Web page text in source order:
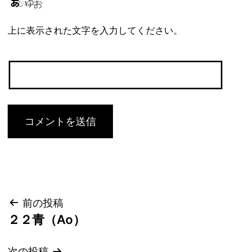
上に表示された文字を入力してください。
投
稿
前の投稿
２２青（Ao）